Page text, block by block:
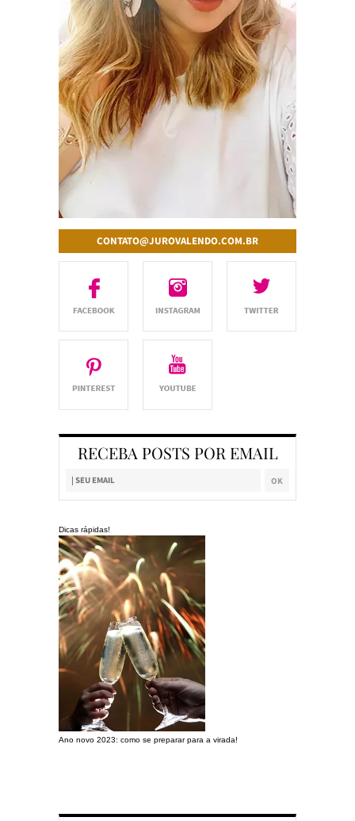
CONTATO@JUROVALENDO.COM.BR
RECEBA POSTS POR EMAIL
Dicas rápidas!
Ano novo 2023: como se preparar para a virada!